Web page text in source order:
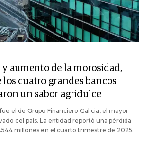
aumento de la morosidad,
los cuatro grandes bancos
un sabor agridulce
el de Grupo Financiero Galicia, el mayor
del país. La entidad reportó una pérdida
millones en el cuarto trimestre de 2025.